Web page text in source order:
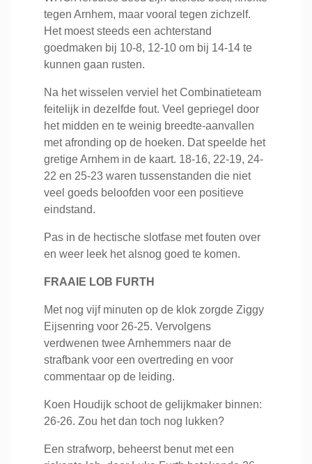
tegen Arnhem, maar vooral tegen zichzelf.
Het moest steeds een achterstand
goedmaken bij 10-8, 12-10 om bij 14-14 te
kunnen gaan rusten.
Na het wisselen verviel het Combinatieteam
feitelijk in dezelfde fout. Veel gepriegel door
het midden en te weinig breedte-aanvallen
met afronding op de hoeken. Dat speelde het
gretige Arnhem in de kaart. 18-16, 22-19, 24-
22 en 25-23 waren tussenstanden die niet
veel goeds beloofden voor een positieve
eindstand.
Pas in de hectische slotfase met fouten over
en weer leek het alsnog goed te komen.
FRAAIE LOB FURTH
Met nog vijf minuten op de klok zorgde Ziggy
Eijsenring voor 26-25. Vervolgens
verdwenen twee Arnhemmers naar de
strafbank voor een overtreding en voor
commentaar op de leiding.
Koen Houdijk schoot de gelijkmaker binnen:
26-26. Zou het dan toch nog lukken?
Een strafworp, beheerst benut met een